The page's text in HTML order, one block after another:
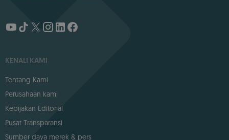
KENALI KAMI
Tentang Kami
Perusahaan kami
Kebijakan Editorial
Pusat Transparansi
Sumber daya merek & pers